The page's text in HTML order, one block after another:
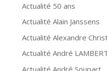
Actualité 50 ans
Actualité Alain Janssens
Actualité Alexandre
Actualité André
Actualité André Soupart